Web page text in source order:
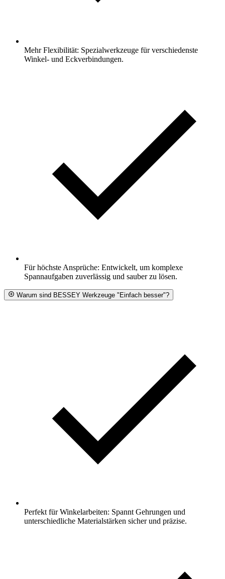
Mehr Flexibilität: Spezialwerkzeuge für verschiedenste
Winkel- und Eckverbindungen.
Für höchste Ansprüche: Entwickelt, um komplexe
Spannaufgaben zuverlässig und sauber zu lösen.
Warum sind BESSEY Werkzeuge "Einfach besser"?
Perfekt für Winkelarbeiten: Spannt Gehrungen und
unterschiedliche Materialstärken sicher und präzise.